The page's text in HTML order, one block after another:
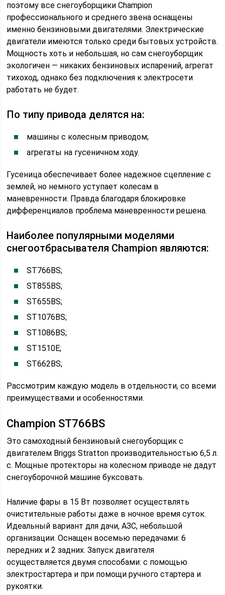
поэтому все снегоуборщики Champion
профессионального и среднего звена оснащены
именно бензиновыми двигателями. Электрические
двигатели имеются только среди бытовых устройств.
Мощность хоть и небольшая, но сам снегоуборщик
экологичен — никаких бензиновых испарений, агрегат
тихоход, однако без подключения к электросети
работать не будет.
По типу привода делятся на:
машины с колесным приводом;
агрегаты на гусеничном ходу.
Гусеница обеспечивает более надежное сцепление с
землей, но немного уступает колесам в
маневренности. Правда благодаря блокировке
дифференциалов проблема маневренности решена.
Наиболее популярными моделями
снегоотбрасывателя Champion являются:
ST766BS;
ST855BS;
ST655BS;
ST1076BS;
ST1086BS;
ST1510E;
ST662BS;
Рассмотрим каждую модель в отдельности, со всеми
преимуществами и особенностями.
Champion ST766BS
Это самоходный бензиновый снегоуборщик с
двигателем Briggs Stratton производительностью 6,5 л.
с. Мощные протекторы на колесном приводе не дадут
снегоуборочной машине буксовать.
Наличие фары в 15 Вт позволяет осуществлять
очистительные работы даже в ночное время суток.
Идеальный вариант для дачи, АЗС, небольшой
организации. Оснащен восемью передачами: 6
передних и 2 задних. Запуск двигателя
осуществляется двумя способами: с помощью
электростартера и при помощи ручного стартера и
рукоятки.